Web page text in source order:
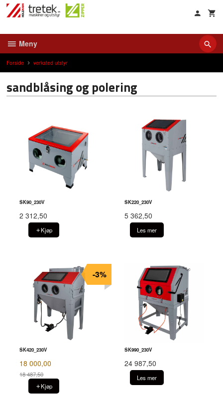
Gå
Meny
Forside verksted utstyr
sandblåsing og polering
SK90_230V
2 312,50
Kjøp
SK220_230V
5 362,50
Les mer
SK420_230V
18 000,00
18 487,50
Rabatt
-3%
Kjøp
SK990_230V
24 987,50
Les mer